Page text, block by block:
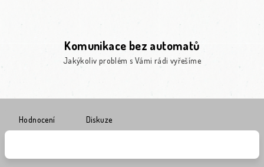
Komunikace bez automatů
Jakýkoliv problém s Vámi rádi vyřešíme
Hodnocení Diskuze